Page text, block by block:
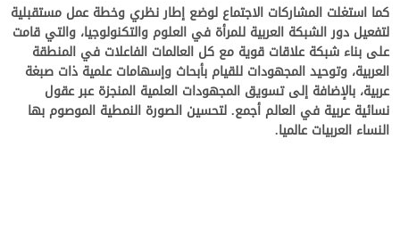
كما استغلت المشاركات الاجتماع لوضع إطار نظري وخطة عمل مستقبلية
لتفعيل دور الشبكة العربية للمرأة في العلوم والتكنولوجيا، والتي قامت
على بناء شبكة علاقات قوية مع كل العالمات الفاعلات في المنطقة
العربية، وتوحيد المجهودات للقيام بأبحاث وإسهامات علمية ذات صبغة
عربية، بالإضافة إلى تسويق المجهودات العلمية المنجزة عبر عقول
نسائية عربية في العالم أجمع. لتحسين الصورة النمطية الموصوم بها
النساء العربيات عالميا.